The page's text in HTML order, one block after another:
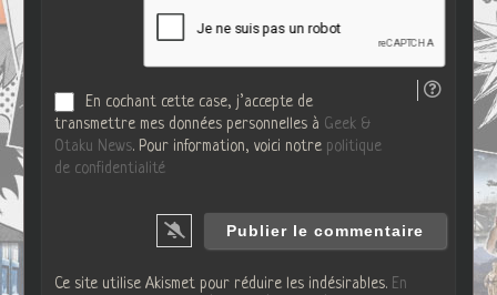
En cochant cette case, j’accepte de
transmettre mes données personnelles à Geek &
Otaku News. Pour information, voici notre politique
de confidentialité
Ce site utilise Akismet pour réduire les indésirables. En